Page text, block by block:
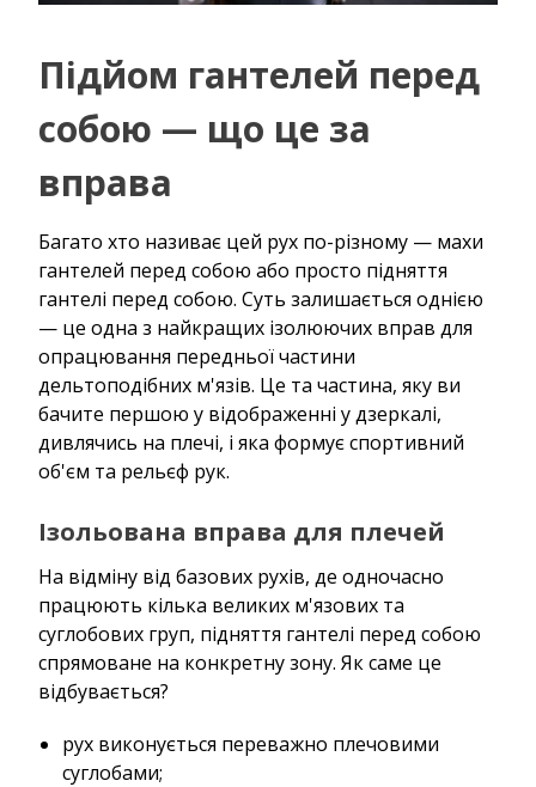
Підйом гантелей перед
собою — що це за
вправа
Багато хто називає цей рух по-різному — махи
гантелей перед собою або просто підняття
гантелі перед собою. Суть залишається однією
— це одна з найкращих ізолюючих вправ для
опрацювання передньої частини
дельтоподібних м'язів. Це та частина, яку ви
бачите першою у відображенні у дзеркалі,
дивлячись на плечі, і яка формує спортивний
об'єм та рельєф рук.
Ізольована вправа для плечей
На відміну від базових рухів, де одночасно
працюють кілька великих м'язових та
суглобових груп, підняття гантелі перед собою
спрямоване на конкретну зону. Як саме це
відбувається?
рух виконується переважно плечовими
суглобами;